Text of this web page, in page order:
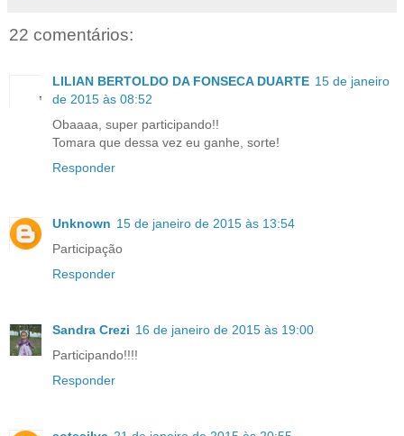
22 comentários:
LILIAN BERTOLDO DA FONSECA DUARTE 15 de janeiro
de 2015 às 08:52
Obaaaa, super participando!!
Tomara que dessa vez eu ganhe, sorte!
Responder
Unknown 15 de janeiro de 2015 às 13:54
Participação
Responder
Sandra Crezi 16 de janeiro de 2015 às 19:00
Participando!!!!
Responder